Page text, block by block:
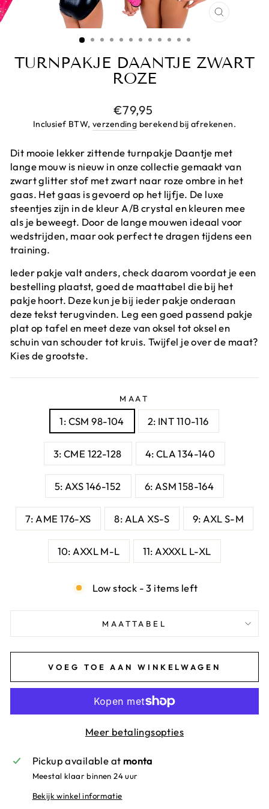
CLOSE
TURNPAKJE DAANTJE ZWART
ROZE
Prijs
€79,95
Inclusief BTW,verzending berekend bij afrekenen.
Dit mooie lekker zittende turnpakje Daantje met
lange mouw is nieuw in onze collectie gemaakt van
zwart glitter stof met zwart naar roze ombre in het
gaas. Het gaas is gevoerd op het lijfje. De luxe
steentjes zijn in de kleur A/B crystal en kleuren mee
als je beweegt. Door de lange mouwen ideaal voor
wedstrijden, maar ook perfect te dragen tijdens een
training.
Ieder pakje valt anders, check daarom voordat je een
bestelling plaatst, goed de maattabel die bij het
pakje hoort. Deze kun je bij ieder pakje onderaan
deze tekst terugvinden. Leg een goed passend pakje
plat op tafel en meet deze van oksel tot oksel en
schuin van schouder tot kruis. Twijfel je over de maat?
Kies de grootste.
MAAT
1: CSM 98-104 2: INT 110-116
3: CME 122-128 4: CLA 134-140
5: AXS 146-152 6: ASM 158-164
7: AME 176-XS 8: ALA XS-S 9: AXL S-M
10: AXXL M-L 11: AXXXL L-XL
Low stock - 3 items left
MAATTABEL
VOEG TOE AAN WINKELWAGEN
Meer betalingsopties
Pickup available at monta
Meestal klaar binnen 24 uur
Bekijk winkel informatie